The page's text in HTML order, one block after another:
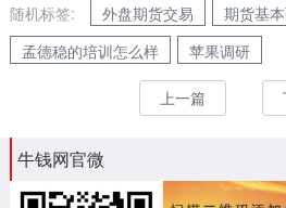
随机标签: 外盘期货交易 期货基
孟德稳的培训怎么样
苹果调研
上一篇
牛钱网官微